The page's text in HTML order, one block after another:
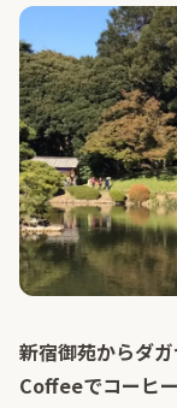
新宿御苑からダ
Coffeeでコーヒ